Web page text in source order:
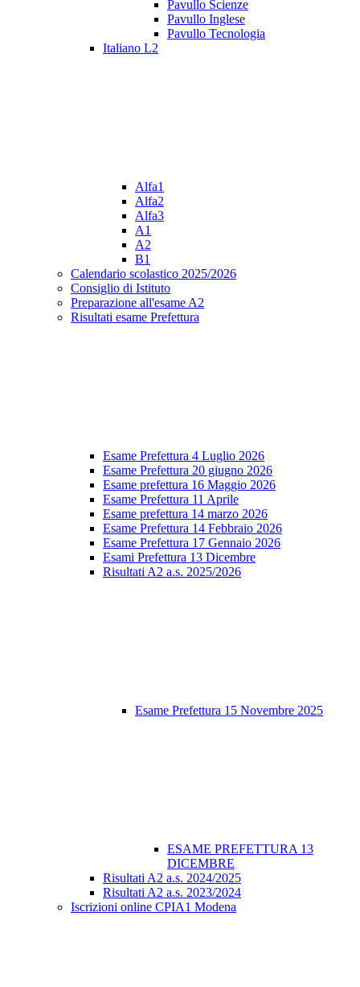
Pavullo Scienze
Pavullo Inglese
Pavullo Tecnologia
Italiano L2
Alfa1
Alfa2
Alfa3
A1
A2
B1
Calendario scolastico 2025/2026
Consiglio di Istituto
Preparazione all'esame A2
Risultati esame Prefettura
Esame Prefettura 4 Luglio 2026
Esame Prefettura 20 giugno 2026
Esame prefettura 16 Maggio 2026
Esame Prefettura 11 Aprile
Esame prefettura 14 marzo 2026
Esame Prefettura 14 Febbraio 2026
Esame Prefettura 17 Gennaio 2026
Esami Prefettura 13 Dicembre
Risultati A2 a.s. 2025/2026
Esame Prefettura 15 Novembre 2025
ESAME PREFETTURA 13
DICEMBRE
Risultati A2 a.s. 2024/2025
Risultati A2 a.s. 2023/2024
Iscrizioni online CPIA1 Modena